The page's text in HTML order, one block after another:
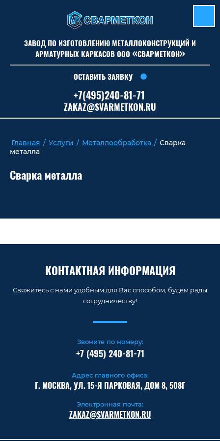
ЗАВОД ПО ИЗГОТОВЛЕНИЮ МЕТАЛЛОКОНСТРУКЦИЙ И
АРМАТУРНЫХ КАРКАСОВ ООО «СВАРМЕТКОН»
ОСТАВИТЬ ЗАЯВКУ
+7(495)240-81-71
ZAKAZ@SVARMETKON.RU
Главная / Услуги / Металлообработка / Сварка
металла
Сварка металла
КОНТАКТНАЯ ИНФОРМАЦИЯ
Свяжитесь с нами удобным для Вас способом, будем рады
сотрудничеству!
Звоните по номеру:
+7 (495) 240-81-71
Адрес главного офиса:
Г. МОСКВА, УЛ. 15-Я ПАРКОВАЯ, ДОМ 8, 508Г
Электронная почта:
ZAKAZ@SVARMETKON.RU